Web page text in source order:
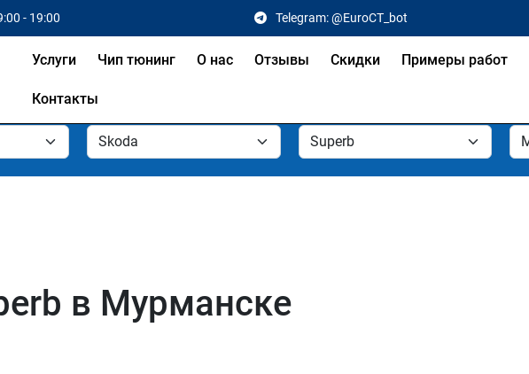
- 19:00 Telegram: @EuroCT_bot
Услуги Чип тюнинг О нас Отзывы Скидки Примеры работ
Контакты
в Мурманске